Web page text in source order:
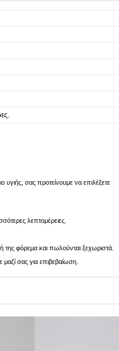
σας προτείνουμε να επιλέξετε
λεπτομέρειες.
της φόρεμα και πωλούνται ξεχωριστά.
σας για επιβεβαίωση.